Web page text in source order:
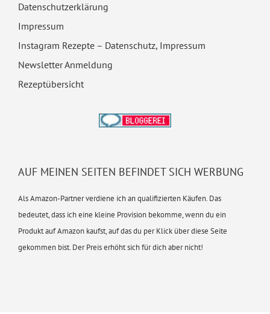
Datenschutzerklärung
Impressum
Instagram Rezepte – Datenschutz, Impressum
Newsletter Anmeldung
Rezeptübersicht
AUF MEINEN SEITEN BEFINDET SICH WERBUNG
Als Amazon-Partner verdiene ich an qualifizierten Käufen. Das
bedeutet, dass ich eine kleine Provision bekomme, wenn du ein
Produkt auf Amazon kaufst, auf das du per Klick über diese Seite
gekommen bist. Der Preis erhöht sich für dich aber nicht!